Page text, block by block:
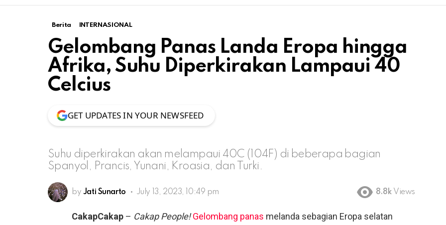
Berita INTERNASIONAL
Gelombang Panas Landa Eropa hingga
Afrika, Suhu Diperkirakan Lampaui 40
Celcius
GET UPDATES IN YOUR NEWSFEED
Suhu diperkirakan akan melampaui 40C (104F) di beberapa bagian
Spanyol, Prancis, Yunani, Kroasia, dan Turki.
by Jati Sunarto July 13, 2023, 10:49 pm 8.8k Views
CakapCakap – Cakap People! Gelombang panas melanda sebagian Eropa selatan